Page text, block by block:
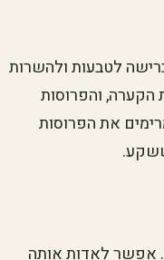
לטבעות ולהשרות
והפרוסות
את הפרוסות
אפשר לאדות אותה